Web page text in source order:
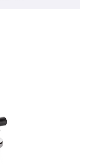
体特性。在低温环境中，
以揭示更多的样品结构信
究样品在低温下一些特殊
热声子背景所淹没的。